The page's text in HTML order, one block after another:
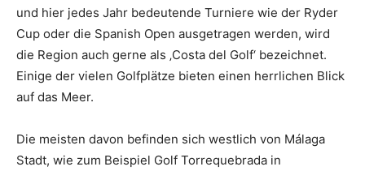
und hier jedes Jahr bedeutende Turniere wie der Ryder
Cup oder die Spanish Open ausgetragen werden, wird
die Region auch gerne als ‚Costa del Golf‘ bezeichnet.
Einige der vielen Golfplätze bieten einen herrlichen Blick
auf das Meer.
Die meisten davon befinden sich westlich von Málaga
Stadt, wie zum Beispiel Golf Torrequebrada in